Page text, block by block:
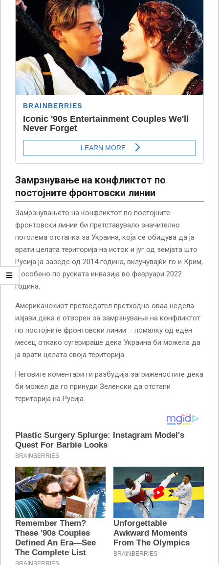
Замрзнување на конфликтот по
постојните фронтовски линии
Замрзнувањето на конфликтот по постојните
фронтовски линии би претставувало значително
поголема отстапка за Украина, која се обидува да ја
врати целата територија на исток и југ од земјата што
Русија ја зазеде од 2014 година, вклучувајќи го и Крим,
а особено по руската инвазија во февруари 2022
година.
Американскиот претседател претходно оваа недела
изјави дека е отворен за замрзнување на конфликтот
по постојните фронтовски линии – помалку од еден
месец откако сугерираше дека Украина би можела да
ја врати целата своја територија.
Неговите коментари ги разбудија загриженостите дека
би можел да го принуди Зеленски да отстапи
територија на Русија.